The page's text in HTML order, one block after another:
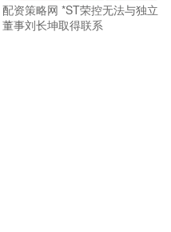
配资策略网 *ST荣控无法与独立
董事刘长坤取得联系